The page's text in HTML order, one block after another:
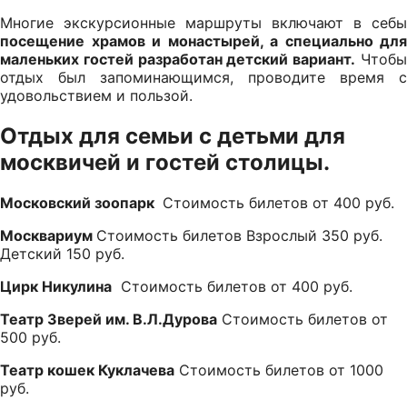
Многие экскурсионные маршруты включают в себы
посещение храмов и монастырей, а специально для
маленьких гостей разработан детский вариант. Чтобы
отдых был запоминающимся, проводите время с
удовольствием и пользой.
Отдых для семьи с детьми для
москвичей и гостей столицы.
Московский зоопарк Стоимость билетов от 400 руб.
Москвариум Стоимость билетов Взрослый 350 руб.
Детский 150 руб.
Цирк Никулина Стоимость билетов от 400 руб.
Театр Зверей им. В.Л.Дурова Стоимость билетов от
500 руб.
Театр кошек Куклачева Стоимость билетов от 1000
руб.